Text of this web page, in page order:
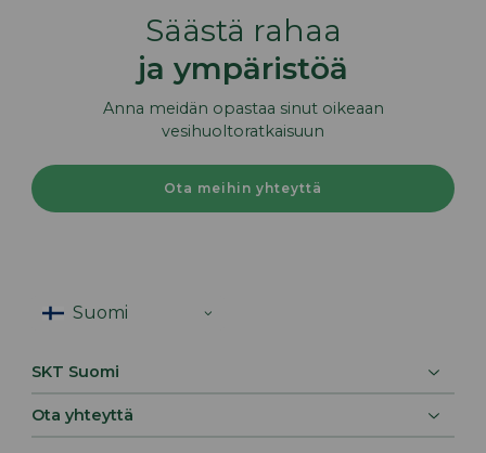
Säästä rahaa
ja ympäristöä
Anna meidän opastaa sinut oikeaan
vesihuoltoratkaisuun
Ota meihin yhteyttä
SKT Suomi
Ota yhteyttä